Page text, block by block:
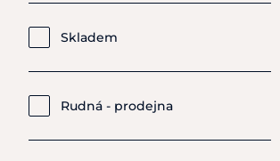
Skladem
Rudná - prodejna